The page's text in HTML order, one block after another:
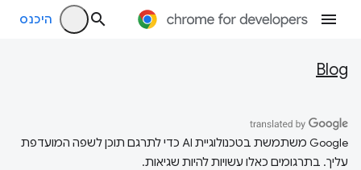
היכנס
Blog
‫Google משתמשת בטכנולוגיית AI כדי לתרגם תוכן לשפה המועדפת
עליך. בתרגומים כאלו עשויות להיות שגיאות.